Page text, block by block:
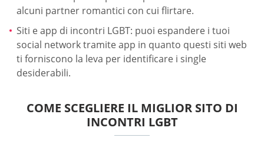
alcuni partner romantici con cui flirtare.
Siti e app di incontri LGBT: puoi espandere i tuoi
social network tramite app in quanto questi siti web
ti forniscono la leva per identificare i single
desiderabili.
COME SCEGLIERE IL MIGLIOR SITO DI
INCONTRI LGBT